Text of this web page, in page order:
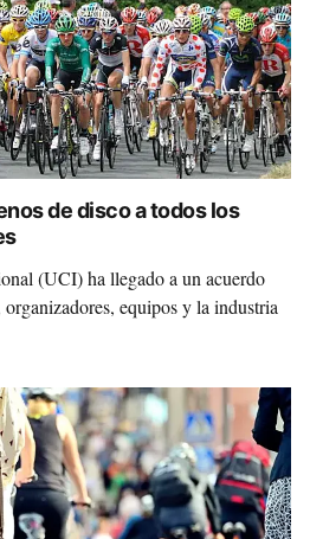
de disco a todos los
(UCI) ha llegado a un acuerdo
equipos y la industria